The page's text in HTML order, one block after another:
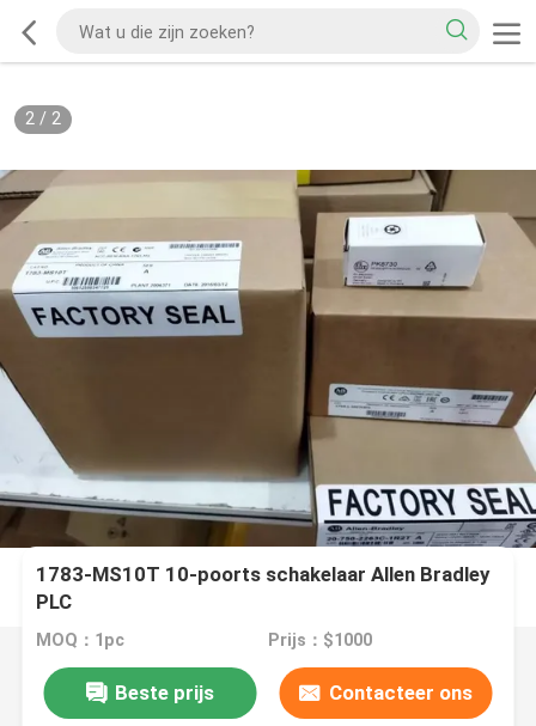
2/ 2
1783-MS10T 10-poorts schakelaar Allen Bradley
PLC
MOQ：1pc Prijs：$1000
Beste prijs Contacteer ons